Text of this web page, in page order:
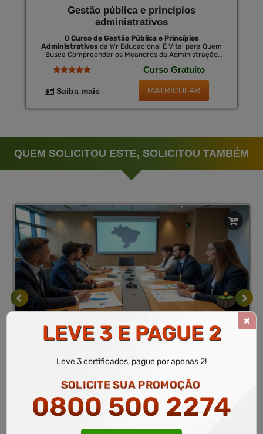
Gestão pública e princípios
administrativos
O Curso de Gestão Pública e Princípios
Administrativos da Wr Educacional É Vital para Quem
Busca Compreender os Meandros da Administração
Fortalece os Principais Aspectos de Liderança, Ética, e
Governabilidade Dentro do Contexto Público. Também É
Oferecido Um Certificado Opcional no Final do Curso,
Válido em Todo o Brasil por Uma Pequena Taxa,
Adquirida.
Curso Gratuito
Saiba mais MATRICULAR
QUEM SOLICITOU ESTE, SOLICITOU TAMBÉM
10 a 60 horas
Gestão pública e princípios administrativos
LEVE 3 E PAGUE 2
Leve 3 certificados, pague por apenas 2!
SOLICITE SUA PROMOÇÃO
0800 500 2274